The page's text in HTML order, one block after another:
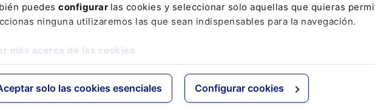
puedes configurar las cookies y seleccionar solo aquellas que quieras
ninguna utilizaremos las que sean indispensables para la navegación.
más acerca de las cookies
solo las cookies esenciales Configurar cookies
Cómo aplicar la inteligencia artificial generativa en la Administración
con criterio, seguridad y enfoque práctico.
pública, pero no todas las herramientas sirven para lo mismo ni pueden
utilizarse sin criterio. Un uso inadecuado puede generar
errores, riesgos
jurídicos o problemas de seguridad de la información. En este curso